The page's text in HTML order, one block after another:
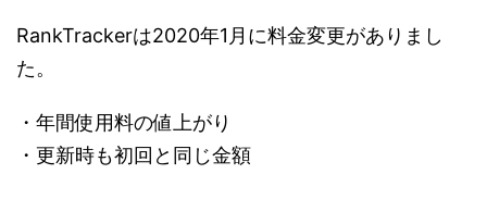
RankTrackerは2020年1月に料金変更がありまし
た。
・年間使用料の値上がり
・更新時も初回と同じ金額